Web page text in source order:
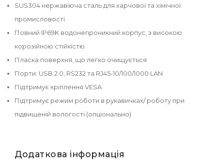
SUS304 нержавіюча сталь для харчової та хімічної
промисловості
Повний IP69K водонепроникний корпус, з високою
корозійною стійкістю
Пласка поверхня, що легко очищується
Порти: USB 2.0, RS232 та RJ45-10/100/1000 LAN
Підтримує кріплення VESA
Підтримує режим роботи в рукавичках/ роботу при
підвищеній вологості (опціонально)
Додаткова інформація